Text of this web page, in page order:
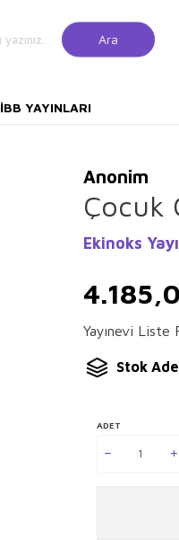
Ara
İBB YAYINLARI
Anonim
Çocuk
Ekinoks
Yayınevi Liste
Stok
ADET